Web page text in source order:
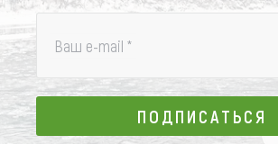
Ваш e-mail *
ПОДПИСАТЬСЯ